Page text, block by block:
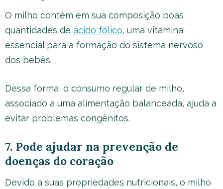
O milho contém em sua composição boas
quantidades de ácido fólico, uma vitamina
essencial para a formação do sistema nervoso
dos bebês.
Dessa forma, o consumo regular de milho,
associado a uma alimentação balanceada, ajuda a
evitar problemas congênitos.
7. Pode ajudar na prevenção de
doenças do coração
Devido a suas propriedades nutricionais, o milho